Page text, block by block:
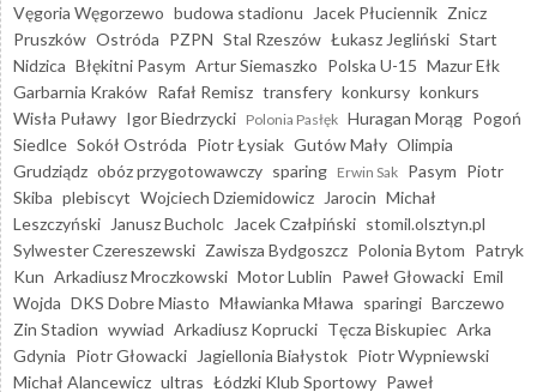
Vęgoria Węgorzewo budowa stadionu Jacek Płuciennik Znicz
Pruszków Ostróda PZPN Stal Rzeszów Łukasz Jegliński Start
Nidzica Błękitni Pasym Artur Siemaszko Polska U-15 Mazur Ełk
Garbarnia Kraków Rafał Remisz transfery konkursy konkurs
Wisła Puławy Igor Biedrzycki Polonia Pasłęk Huragan Morąg Pogoń
Siedlce Sokół Ostróda Piotr Łysiak Gutów Mały Olimpia
Grudziądz obóz przygotowawczy sparing Erwin Sak Pasym Piotr
Skiba plebiscyt Wojciech Dziemidowicz Jarocin Michał
Leszczyński
Janusz Bucholc Jacek Czałpiński stomil.olsztyn.pl
Sylwester Czereszewski Zawisza Bydgoszcz Polonia Bytom Patryk
Kun Arkadiusz Mroczkowski Motor Lublin Paweł Głowacki Emil
Wojda DKS Dobre Miasto Mławianka Mława sparingi Barczewo
Zin Stadion wywiad Arkadiusz Koprucki Tęcza Biskupiec Arka
Gdynia Piotr Głowacki Jagiellonia Białystok Piotr Wypniewski
Michał Alancewicz ultras Łódzki Klub Sportowy Paweł